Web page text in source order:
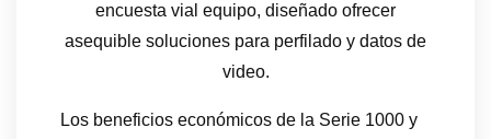
encuesta vial equipo, diseñado ofrecer
asequible soluciones para perfilado y datos de
video.
Los beneficios económicos de la Serie 1000 y